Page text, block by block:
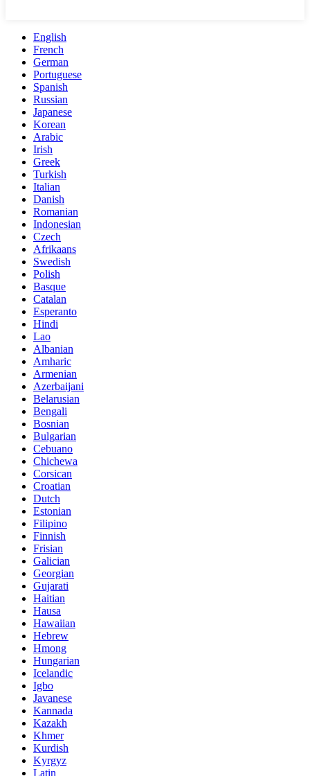
English
French
German
Portuguese
Spanish
Russian
Japanese
Korean
Arabic
Irish
Greek
Turkish
Italian
Danish
Romanian
Indonesian
Czech
Afrikaans
Swedish
Polish
Basque
Catalan
Esperanto
Hindi
Lao
Albanian
Amharic
Armenian
Azerbaijani
Belarusian
Bengali
Bosnian
Bulgarian
Cebuano
Chichewa
Corsican
Croatian
Dutch
Estonian
Filipino
Finnish
Frisian
Galician
Georgian
Gujarati
Haitian
Hausa
Hawaiian
Hebrew
Hmong
Hungarian
Icelandic
Igbo
Javanese
Kannada
Kazakh
Khmer
Kurdish
Kyrgyz
Latin